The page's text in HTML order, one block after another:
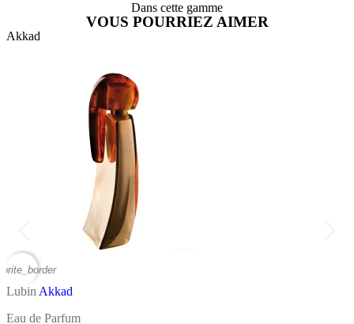
Dans cette gamme
VOUS POURRIEZ AIMER
Akkad
Lubin Akkad
Eau de Parfum